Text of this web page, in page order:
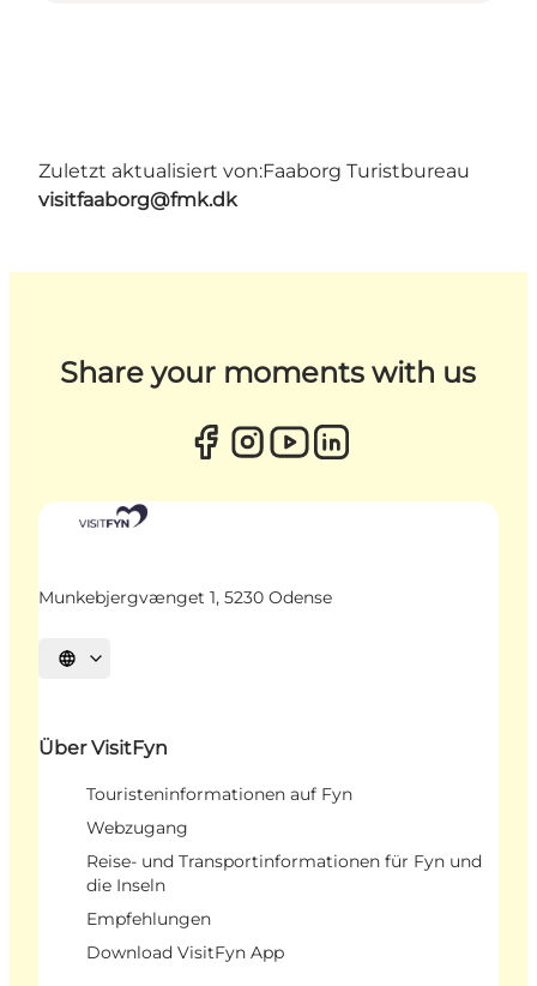
Zuletzt aktualisiert von:Faaborg Turistbureau
visitfaaborg@fmk.dk
Share your moments with us
Munkebjergvænget 1, 5230 Odense
Sprache auswählen
Über VisitFyn
Touristeninformationen auf Fyn
Webzugang
Reise- und Transportinformationen für Fyn und
die Inseln
Empfehlungen
Download VisitFyn App